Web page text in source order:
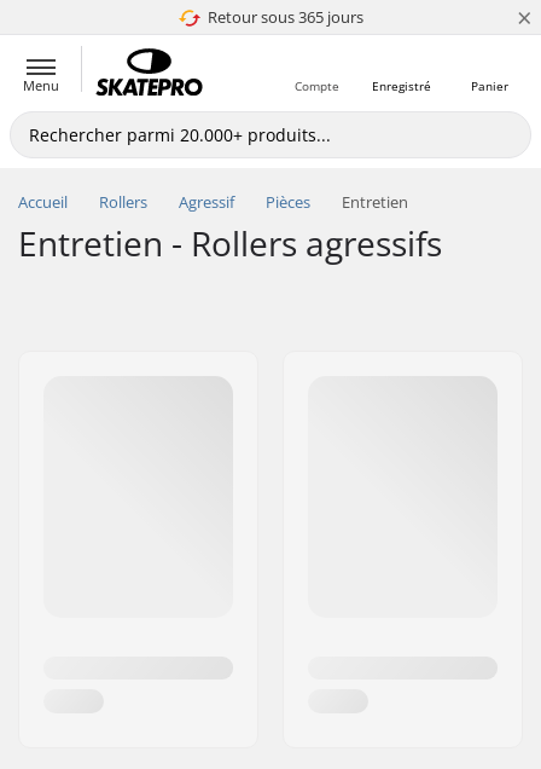
Retour sous 365 jours
4.8 de 5 ×
Menu Panier
Enregistré
Compte
Accueil Rollers Agressif Pièces Entretien
Entretien - Rollers agressifs